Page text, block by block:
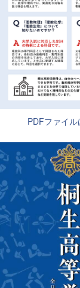
PDFファイル